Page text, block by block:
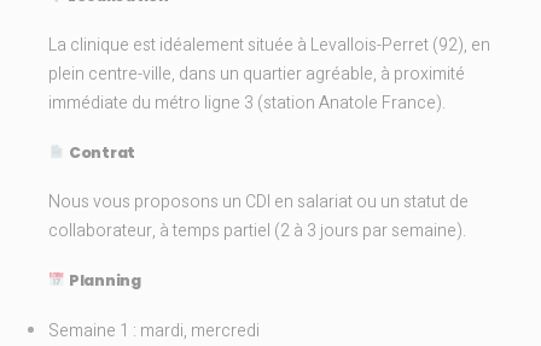
La clinique est idéalement située à Levallois-Perret (92), en
plein centre-ville, dans un quartier agréable, à proximité
immédiate du métro ligne 3 (station Anatole France).
Contrat
Nous vous proposons un CDI en salariat ou un statut de
collaborateur, à temps partiel (2 à 3 jours par semaine).
Planning
Semaine 1 : mardi, mercredi